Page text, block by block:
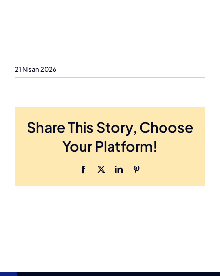
21 Nisan 2026
Share This Story, Choose
Your Platform!
Facebook LinkedIn